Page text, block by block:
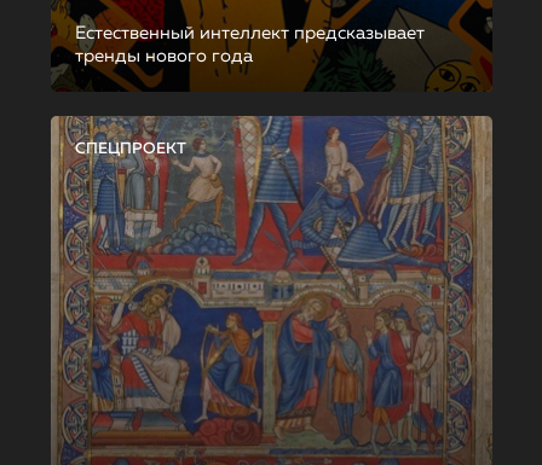
Естественный интеллект предсказывает
тренды нового года
СПЕЦПРОЕКТ